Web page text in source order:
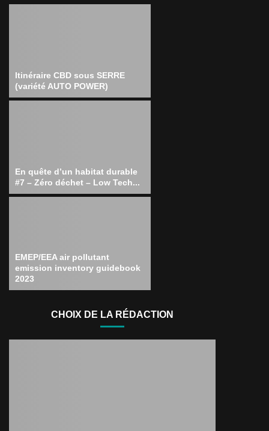
Itinéraire CBD sous SERRE
(variété AUTO POWER)
En quête d’un habitat durable
#7 – Zéro déchet – Low Tech...
EMEP/EEA air pollutant
emission inventory guidebook
2023
CHOIX DE LA RÉDACTION